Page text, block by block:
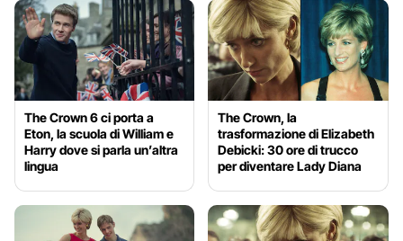
The Crown 6 ci porta a
Eton, la scuola di William e
Harry dove si parla un’altra
lingua
The Crown, la
trasformazione di Elizabeth
Debicki: 30 ore di trucco
per diventare Lady Diana